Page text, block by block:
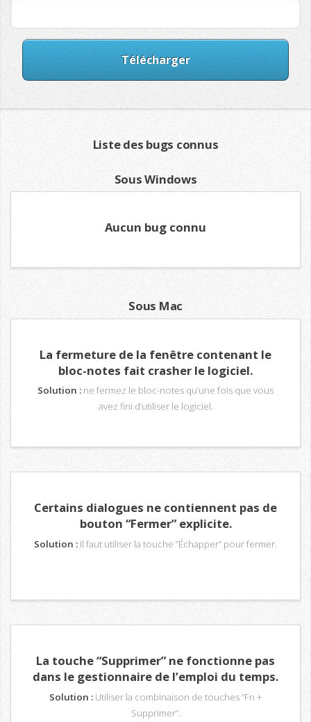
Liste des bugs connus
Sous Windows
Aucun bug connu
Sous Mac
La fermeture de la fenêtre contenant le
bloc-notes fait crasher le logiciel.
Solution : ne fermez le bloc-notes qu’une fois que vous
avez fini d’utiliser le logiciel.
Certains dialogues ne contiennent pas de
bouton “Fermer” explicite.
Solution : Il faut utiliser la touche “Échapper” pour fermer.
La touche “Supprimer” ne fonctionne pas
dans le gestionnaire de l’emploi du temps.
Solution : Utiliser la combinaison de touches “Fn +
Supprimer”.